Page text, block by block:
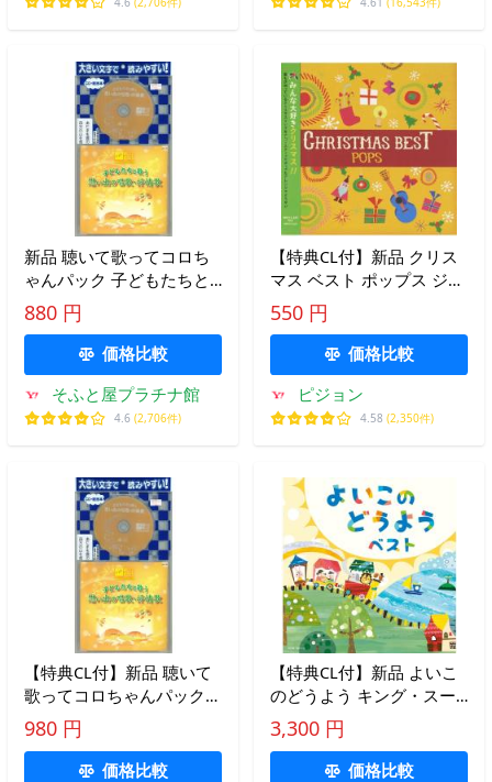
新品 聴いて歌ってコロち
ゃんパック 子どもたちと
歌う 思い出の唱歌・抒情
歌 / (CD) GEZ-1006-PIGE
880 円
価格比較
そふと屋プラチナ館
4.6 (2,706件)
【特典CL付】新品 クリス
マス ベスト ポップス ジン
グルベル ワンダフル・ク
リスマスタイム きよしこ
の夜 ラスト・クリスマス
（CD） MPDCD-023
550 円
価格比較
ピジョン
4.58 (2,350件)
【特典CL付】新品 聴いて
歌ってコロちゃんパック
子どもたちと歌う 思い出
の唱歌・抒情歌 / (CD)
GEZ-1006-PIGE
980 円
価格比較
【特典CL付】新品 よいこ
のどうよう キング・スー
パー・ツイン・シリーズ
2026 / (CD) KICW7801
3,300 円
価格比較